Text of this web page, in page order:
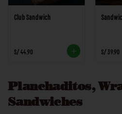
Club Sandwich
S/ 44.90 S/ 39.90
Planchaditos,
Sandwiches